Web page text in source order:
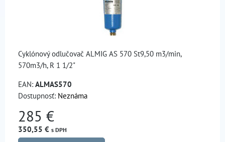
Cyklónový odlučovač ALMIG AS 570 St9,50 m3/min,
570m3/h, R 1 1/2"
EAN: ALMAS570
Dostupnosť: Neznáma
285 €
350,55 € s DPH